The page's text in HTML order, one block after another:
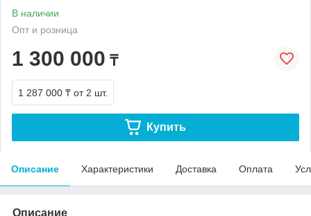
В наличии
Опт и розница
1 300 000 ₸
1 287 000 ₸ от 2 шт.
Купить
Описание Характеристики Доставка Оплата
Описание